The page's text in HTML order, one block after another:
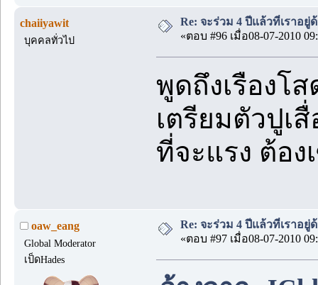
chaiiyawit
บุคคลทั่วไป
Re: จะร่วม 4 ปีแล้วที่เราอยู่
«ตอบ #96 เมื่อ08-07-2010
พูดถึงเรืองโ
เตรียมตัวปูเ
ที่จะแรง ต้อง
oaw_eang
Global Moderator
เป็ดHades
Re: จะร่วม 4 ปีแล้วที่เราอยู่
«ตอบ #97 เมื่อ08-07-2010